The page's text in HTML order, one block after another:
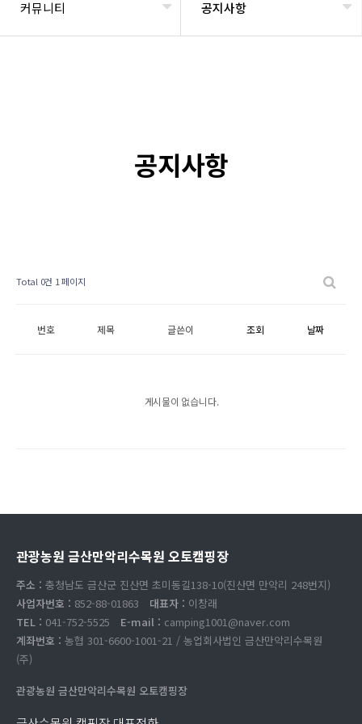
커뮤니티 공지사항
공지사항
Total 0건 1 페이지
번호 제목 글쓴이 조회 날짜
게시물이 없습니다.
관광농원 금산만악리수목원 오토캠핑장
주소 : 충청남도 금산군 진산면 초미동길138-10(진산면 만악리 248번지)
사업자번호 : 852-88-01863 대표자 : 이창래
TEL : 041-752-5525 E-mail : camping1001@naver.com
계좌번호 : 농협 301-6600-1001-21 / 농업회사법인 금산만악리수목원
(주)
관광농원 금산만악리수목원 오토캠핑장